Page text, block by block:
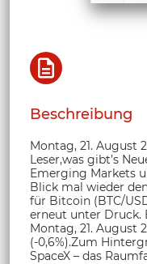
Beschreibung
Montag, 21. August
Leser,was gibt’s
Emerging Markets
Blick mal wieder
für Bitcoin (BTC/
erneut unter Druck.
Montag, 21. August
(-0,6%).Zum
SpaceX – das